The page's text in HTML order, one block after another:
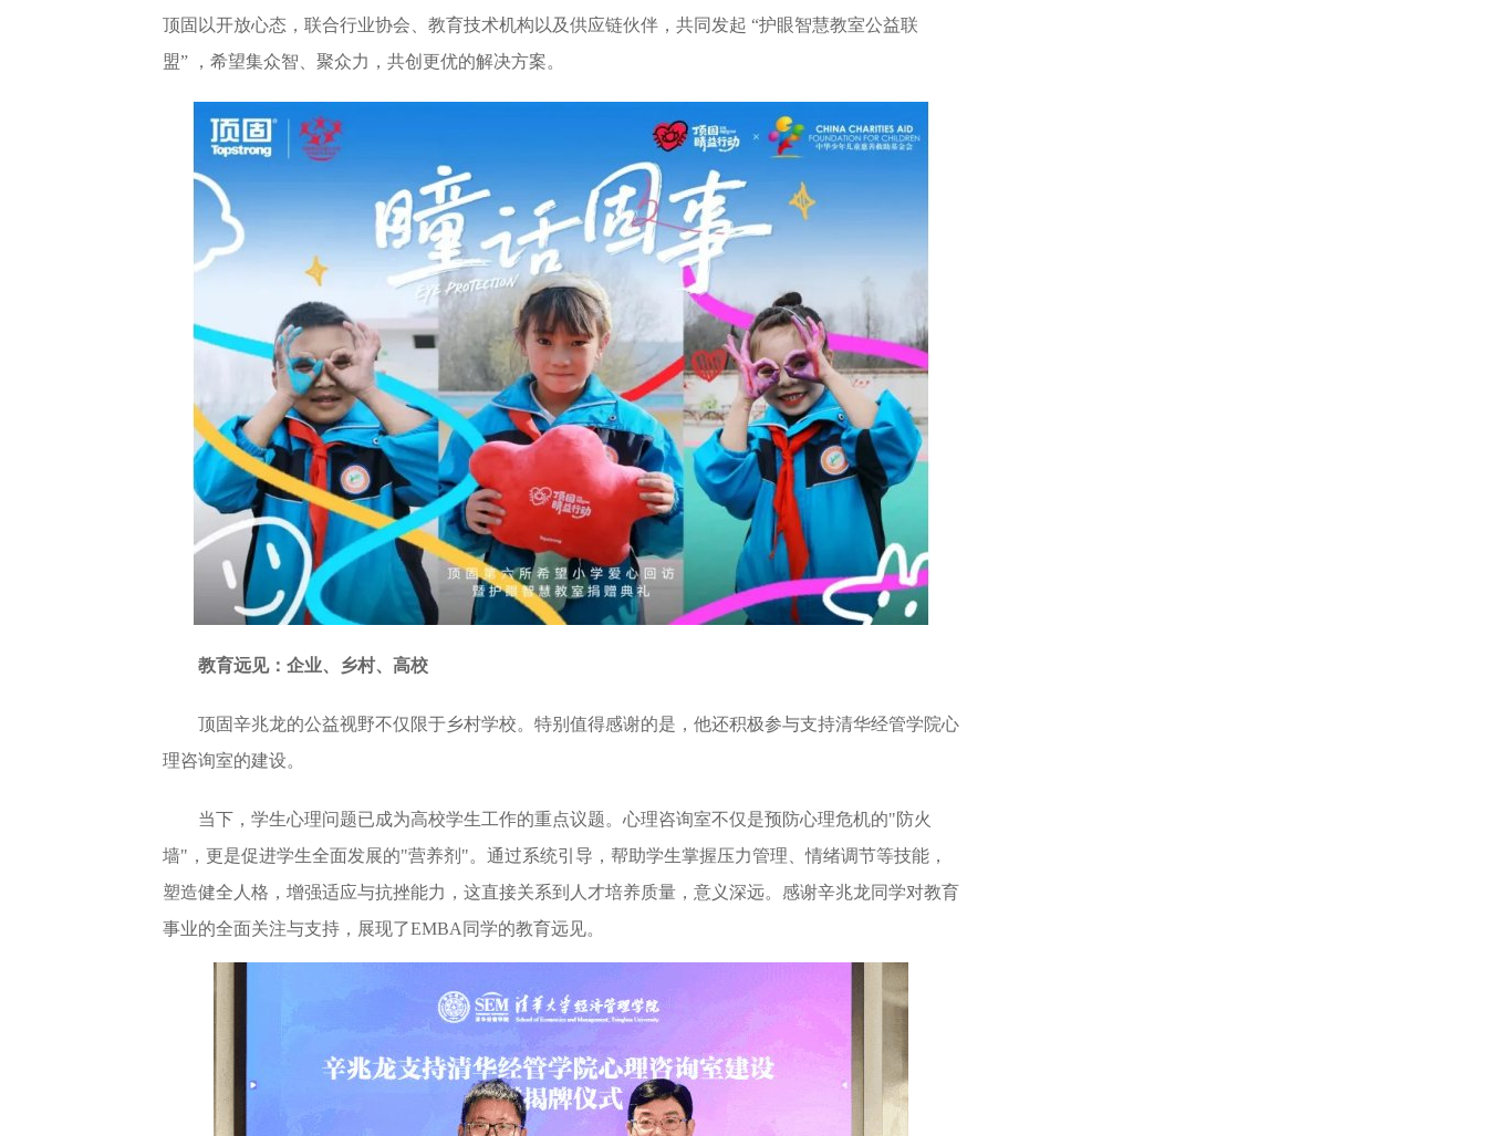
顶固以开放心态，联合行业协会、教育技术机构以及供应链伙伴，共同发起 “护眼智慧教室公益联
盟” ，希望集众智、聚众力，共创更优的解决方案。
教育远见：企业、乡村、高校
顶固辛兆龙的公益视野不仅限于乡村学校。特别值得感谢的是，他还积极参与支持清华经管学院心
理咨询室的建设。
当下，学生心理问题已成为高校学生工作的重点议题。心理咨询室不仅是预防心理危机的"防火
墙"，更是促进学生全面发展的"营养剂"。通过系统引导，帮助学生掌握压力管理、情绪调节等技能，
塑造健全人格，增强适应与抗挫能力，这直接关系到人才培养质量，意义深远。感谢辛兆龙同学对教育
事业的全面关注与支持，展现了EMBA同学的教育远见。